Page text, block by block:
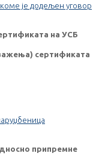
је додељен уговор
на УСБ
сертификата
припремне